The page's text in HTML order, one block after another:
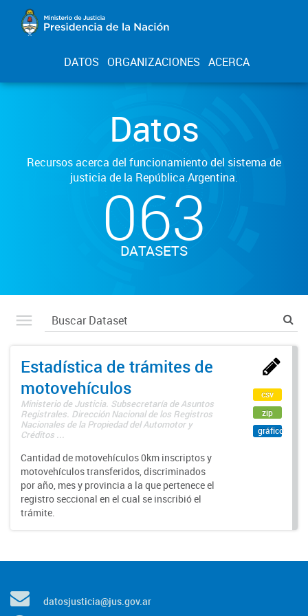
DATOS ORGANIZACIONES ACERCA
Datos
Recursos acerca del funcionamiento del sistema de
justicia de la República Argentina.
063
DATASETS
Estadística de trámites de
motovehículos
Ministerio de Justicia. Subsecretaría de Asuntos
Registrales. Dirección Nacional de los Registros
Nacionales de la Propiedad del Automotor y
Créditos ...
Cantidad de motovehículos 0km inscriptos y
motovehículos transferidos, discriminados
por año, mes y provincia a la que pertenece el
registro seccional en el cual se inscribió el
trámite.
csv
zip
gráfico
datosjusticia@jus.gov.ar